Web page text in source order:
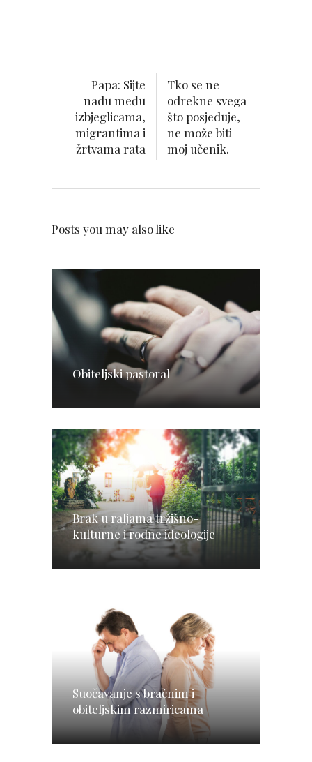
Papa: Sijte
nadu među
izbjeglicama,
migrantima i
žrtvama rata
Tko se ne
odrekne svega
što posjeduje,
ne može biti
moj učenik.
Posts you may also like
Obiteljski pastoral
Brak u raljama tržišno-
kulturne i rodne ideologije
Suočavanje s bračnim i
obiteljskim razmiricama